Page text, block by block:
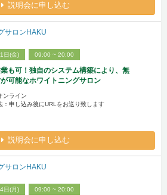
説明会に申し込む
サロンHAKU
日(金) 09:00 ~ 20:00
も可！独自のシステム構築により、無
可能なホワイトニングサロン
ンライン
：申し込み後にURLをお送り致します
説明会に申し込む
サロンHAKU
日(月) 09:00 ~ 20:00